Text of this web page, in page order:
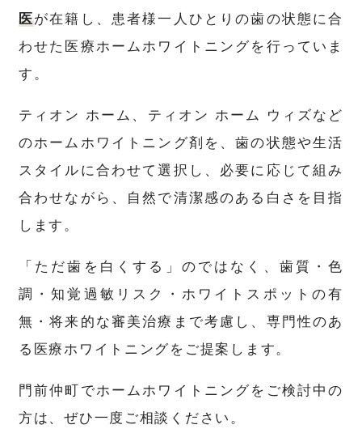
医が在籍し、患者様一人ひとりの歯の状態に合
わせた医療ホームホワイトニングを行っていま
す。
ティオン ホーム、ティオン ホーム ウィズなど
のホームホワイトニング剤を、歯の状態や生活
スタイルに合わせて選択し、必要に応じて組み
合わせながら、自然で清潔感のある白さを目指
します。
「ただ歯を白くする」のではなく、歯質・色
調・知覚過敏リスク・ホワイトスポットの有
無・将来的な審美治療まで考慮し、専門性のあ
る医療ホワイトニングをご提案します。
門前仲町でホームホワイトニングをご検討中の
方は、ぜひ一度ご相談ください。